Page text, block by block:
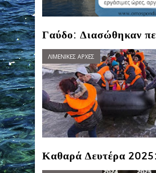
Γαύδο: Διασώθηκαν
ΛΙΜΕΝΙΚΕΣ ΑΡΧΕΣ
Καθαρά Δευτέρα